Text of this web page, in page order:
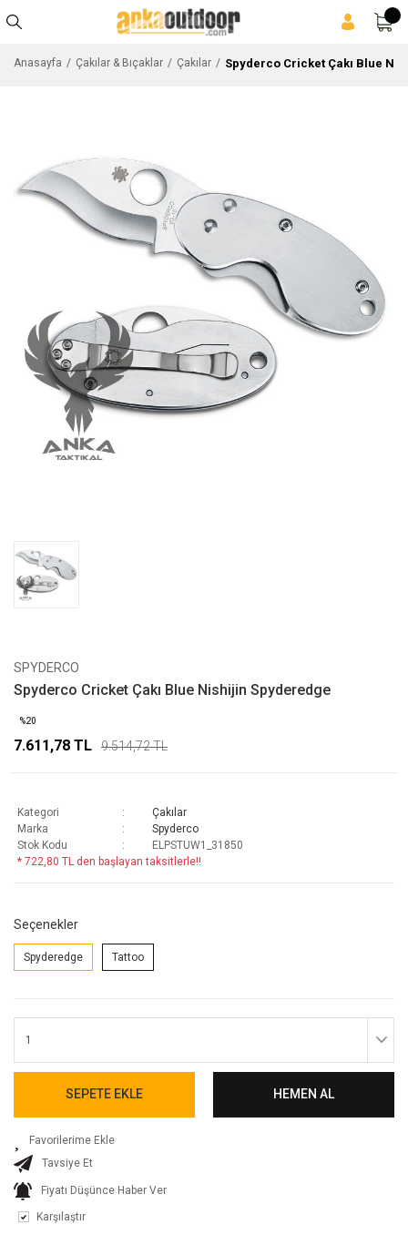
Anasayfa Çakılar & Bıçaklar Çakılar Spyderco Cricket Çakı Blue
SPYDERCO
Spyderco Cricket Çakı Blue Nishijin Spyderedge
%20
7.611,78 TL 9.514,72 TL
Kategori
Çakılar
Marka
Spyderco
Stok Kodu
ELPSTUW1_31850
* 722,80 TL den başlayan taksitlerle!!
Seçenekler
Spyderedge Tattoo
SEPETE EKLE HEMEN AL
Tavsiye Et
Fiyatı Düşünce Haber Ver
Karşılaştır